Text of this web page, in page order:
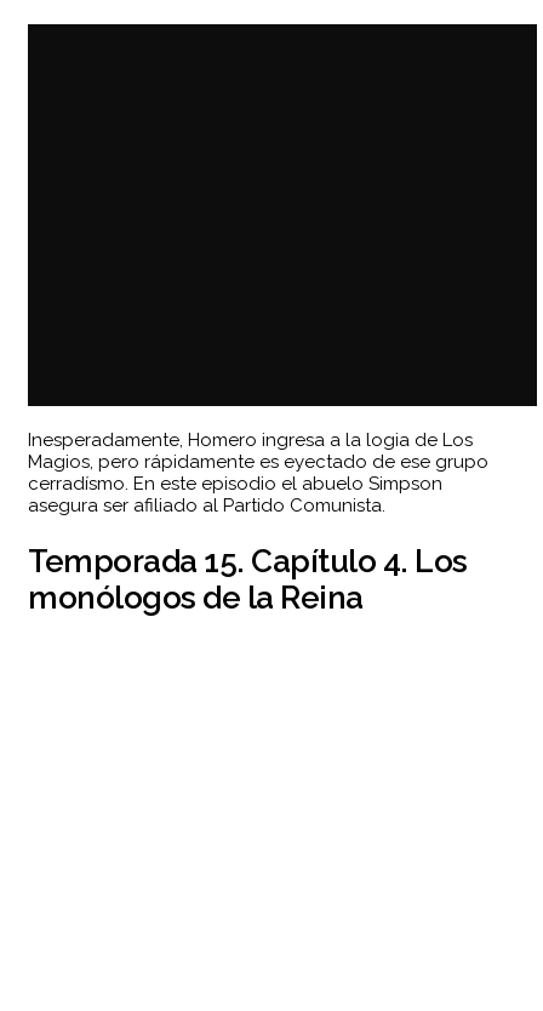
Inesperadamente, Homero ingresa a la logia de Los
Magios, pero rápidamente es eyectado de ese grupo
cerradísmo. En este episodio el abuelo Simpson
asegura ser afiliado al Partido Comunista.
Temporada 15. Capítulo 4. Los
monólogos de la Reina